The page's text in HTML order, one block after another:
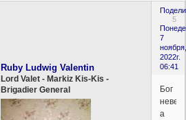
5
7
ноября,
2022г.
06:41
Ruby Ludwig Valentin
Lord Valet - Markiz Kis-Kis -
Brigadier General
Бог
а